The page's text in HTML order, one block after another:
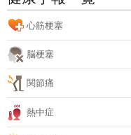
心筋梗塞
脳梗塞
関節痛
熱中症